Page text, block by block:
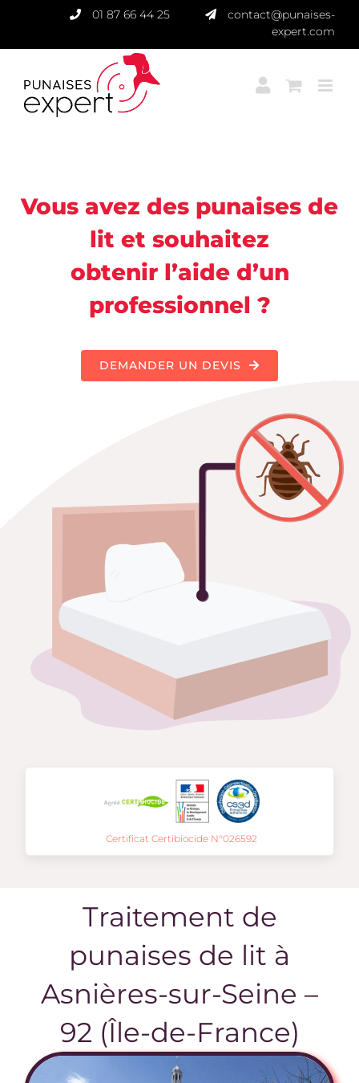
contenu
01 87 66 44 25
contact@punaises-
expert.com
Vous avez des punaises de
lit et souhaitez
obtenir l’aide d’un
professionnel ?
DEMANDER UN DEVIS
Certificat Certibiocide N°026592
Traitement de
punaises de lit à
Asnières-sur-Seine –
92 (Île-de-France)